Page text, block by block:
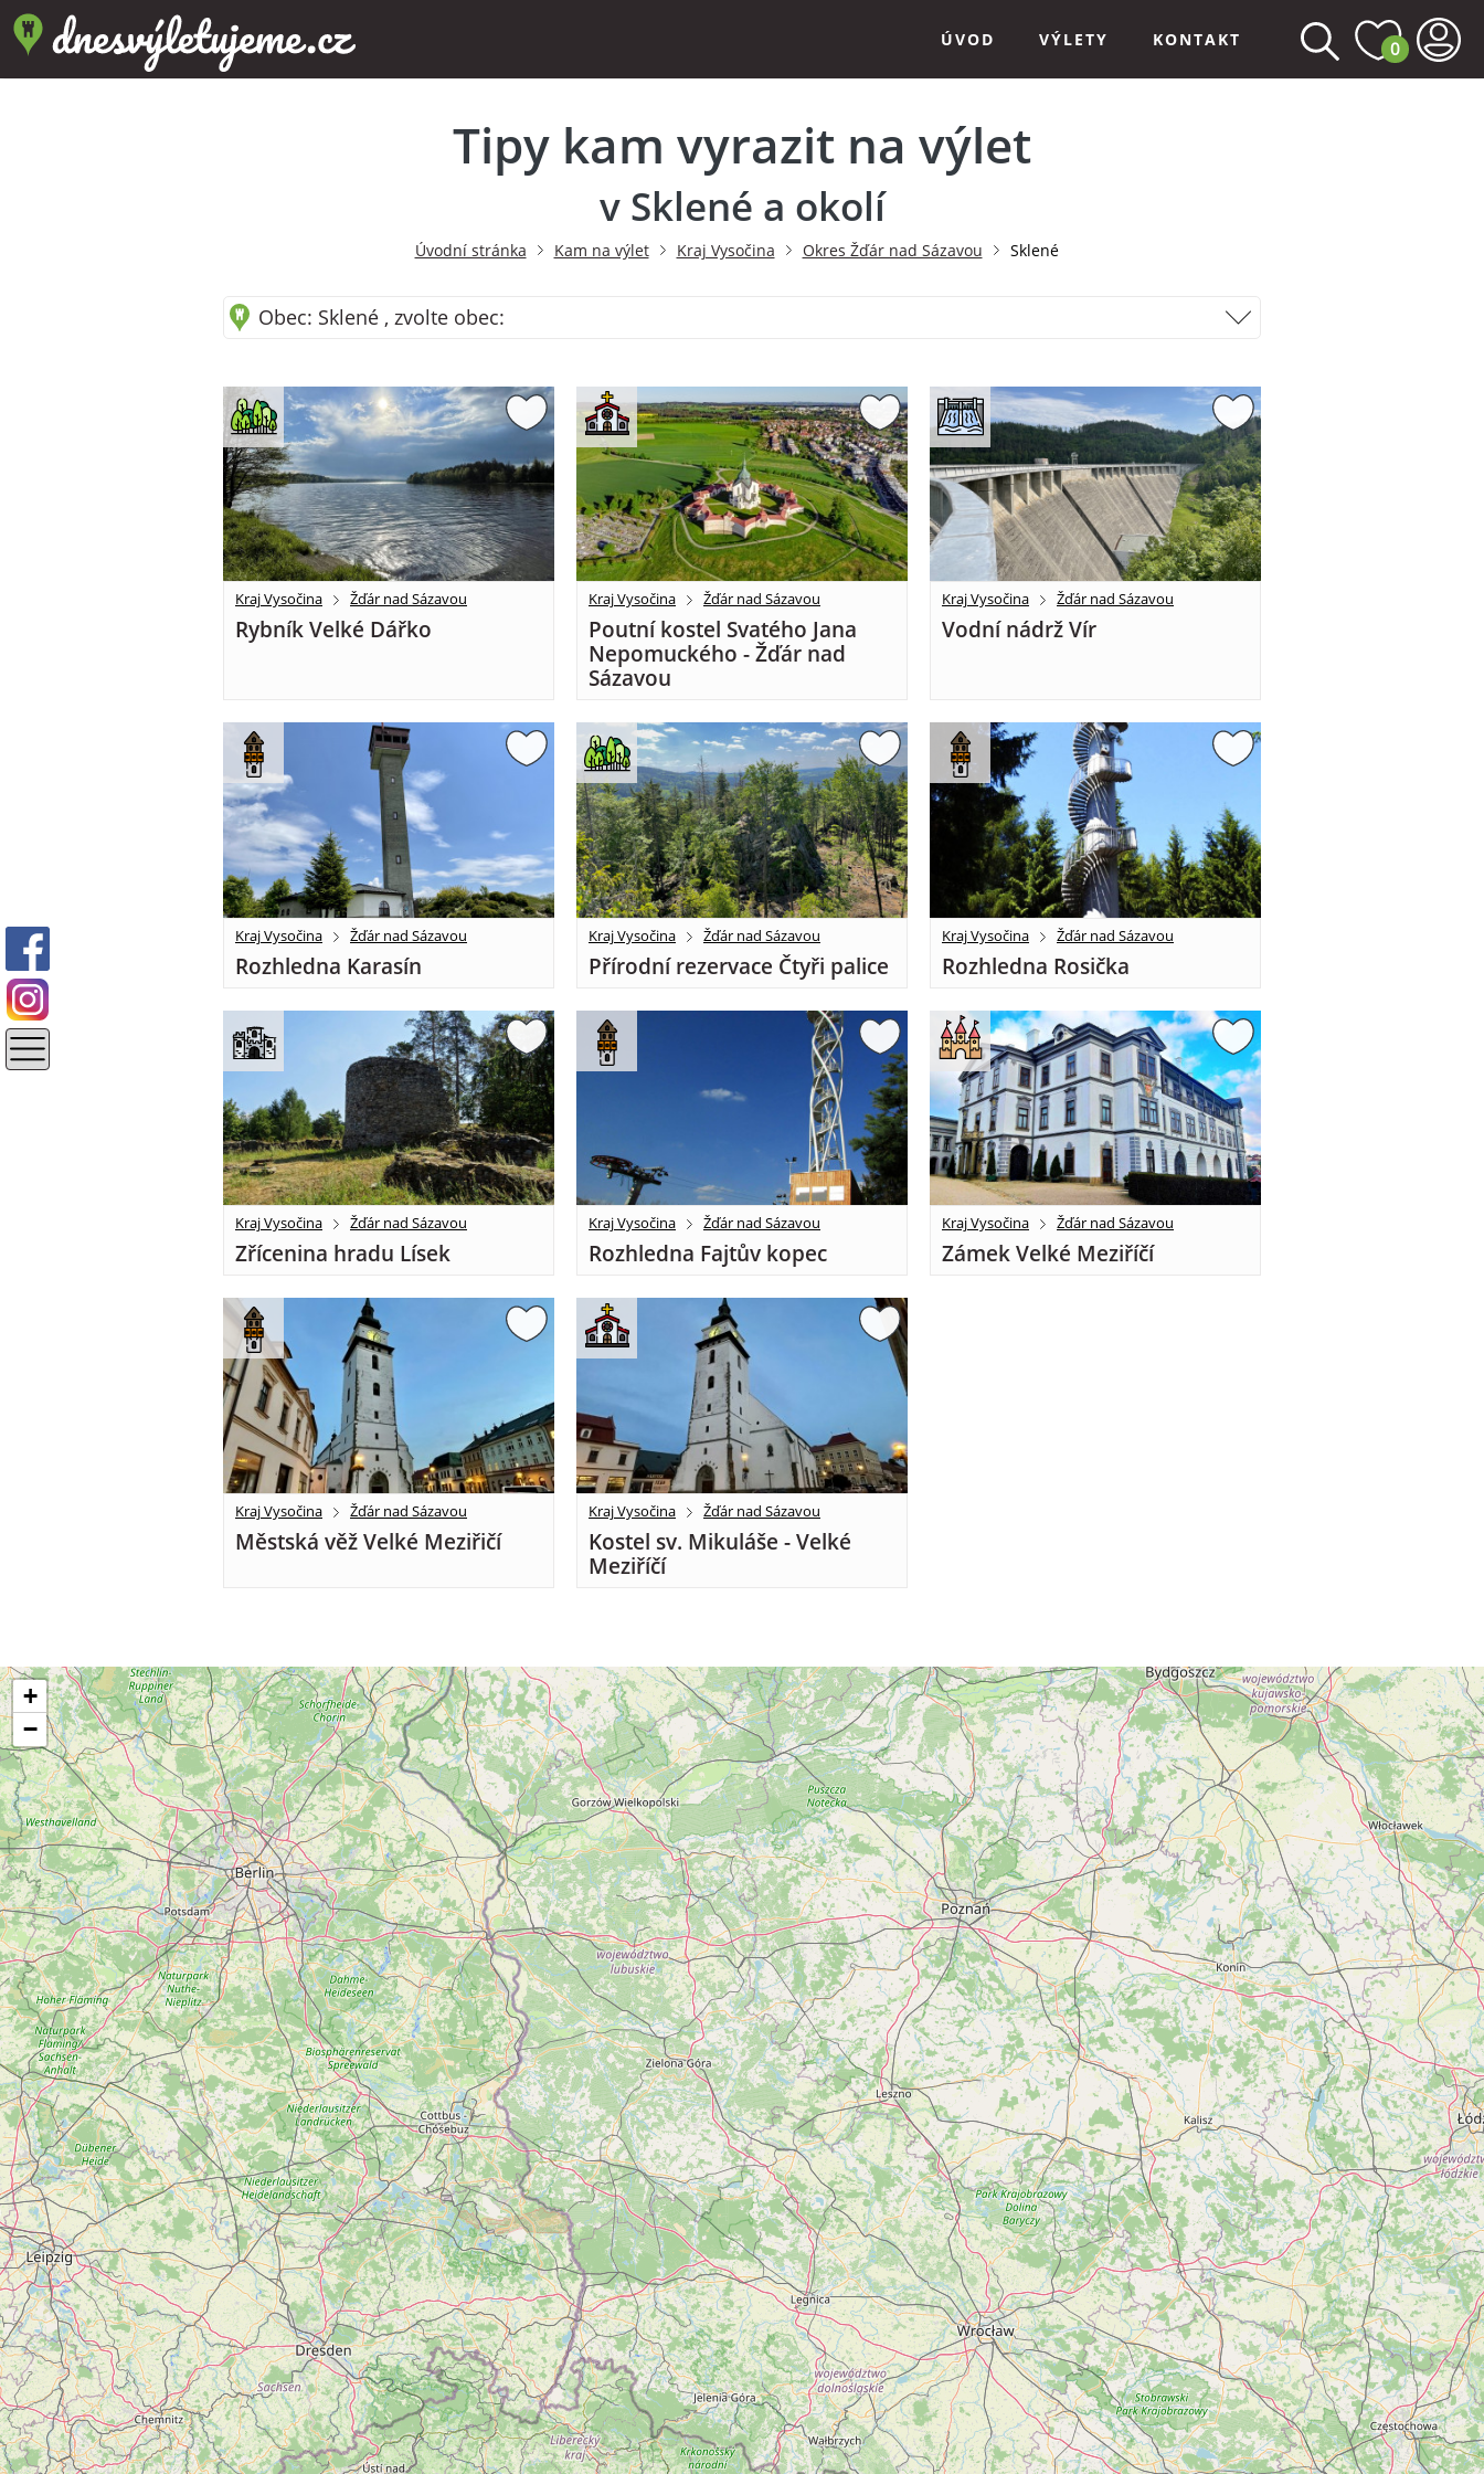
ÚVOD VÝLETY KONTAKT 0
Tipy kam vyrazit na výlet
v Sklené a okolí
Úvodní stránka Kam na výlet Kraj Vysočina Okres Žďár nad Sázavou Sklené
Obec: Sklené , zvolte obec:
Kraj Vysočina Žďár nad Sázavou
Rybník Velké Dářko
Kraj Vysočina Žďár nad Sázavou
Poutní kostel Svatého Jana
Nepomuckého - Žďár nad
Sázavou
Kraj Vysočina Žďár nad Sázavou
Vodní nádrž Vír
Kraj Vysočina Žďár nad Sázavou
Rozhledna Karasín
Kraj Vysočina Žďár nad Sázavou
Přírodní rezervace Čtyři palice
Kraj Vysočina Žďár nad Sázavou
Rozhledna Rosička
Kraj Vysočina Žďár nad Sázavou
Zřícenina hradu Lísek
Kraj Vysočina Žďár nad Sázavou
Rozhledna Fajtův kopec
Kraj Vysočina Žďár nad Sázavou
Zámek Velké Meziříčí
Kraj Vysočina Žďár nad Sázavou
Městská věž Velké Meziřičí
Kraj Vysočina Žďár nad Sázavou
Kostel sv. Mikuláše - Velké
Meziříčí
+
−